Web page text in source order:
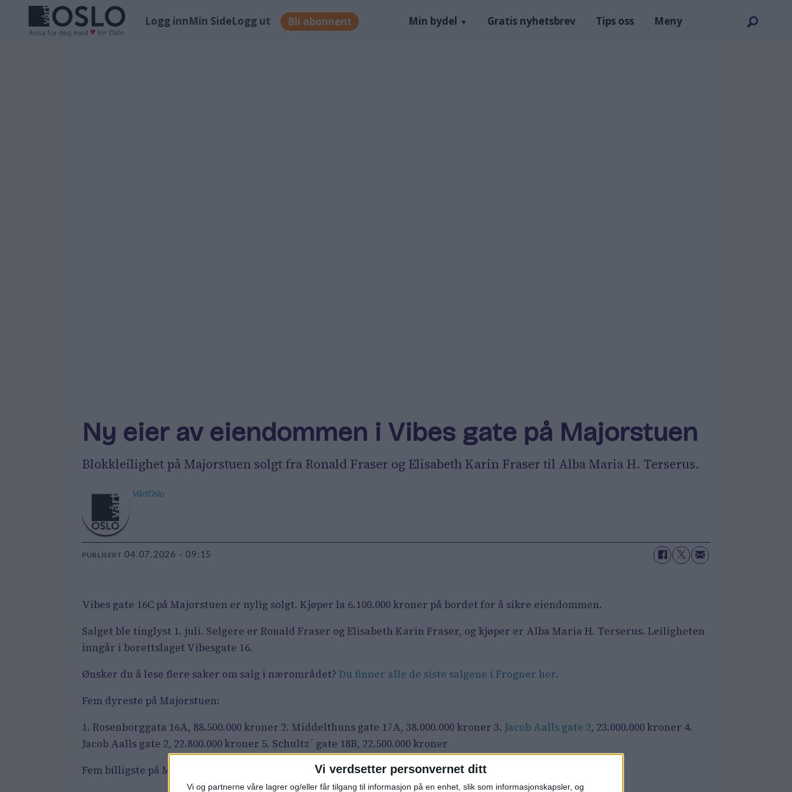
Vi verdsetter personvernet ditt
Vi og partnerne våre lagrer og/eller får tilgang til informasjon på en enhet, slik som informasjonskapsler, og
Logg innMin SideLogg ut Bli abonnent Min bydel Gratis nyhetsbrev Tips oss Meny
Ny eier av eiendommen i Vibes gate på Majorstuen
Blokkleilighet på Majorstuen solgt fra Ronald Fraser og Elisabeth Karin Fraser til Alba Maria H. Terserus.
VårtOslo
PUBLISERT 04.07.2026 - 09:15
Vibes gate 16C på Majorstuen er nylig solgt. Kjøper la 6.100.000 kroner på bordet for å sikre eiendommen.
Salget ble tinglyst 1. juli. Selgere er Ronald Fraser og Elisabeth Karin Fraser, og kjøper er Alba Maria H. Terserus. Leiligheten
inngår i borettslaget Vibesgate 16.
Ønsker du å lese flere saker om salg i nærområdet?Du finner alle de siste salgene i Frogner her.
Fem dyreste på Majorstuen:
1. Rosenborggata 16A, 88.500.000 kroner 2. Middelthuns gate 17A, 38.000.000 kroner 3. Jacob Aalls gate 2, 23.000.000 kroner 4.
Jacob Aalls gate 2, 22.800.000 kroner 5. Schultz´ gate 18B, 22.500.000 kroner
Fem billigste på Majorstuen: